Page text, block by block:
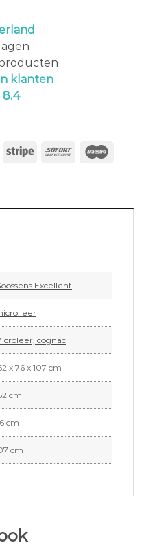
klanten
8.4
Excellent
leer
cognac
x 76 x 107 cm
cm
cm
cm